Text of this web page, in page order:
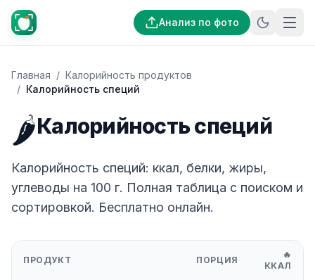
Анализ по фото
Главная / Калорийность продуктов
/ Калорийность специй
🌶️Калорийность специй
Калорийность специй: ккал, белки, жиры,
углеводы на 100 г. Полная таблица с поиском и
сортировкой. Бесплатно онлайн.
ПРОДУКТ ПОРЦИЯ
🔥
ККАЛ